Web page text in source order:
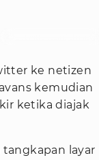
ke netizen
kemudian
ketika diajak
layar